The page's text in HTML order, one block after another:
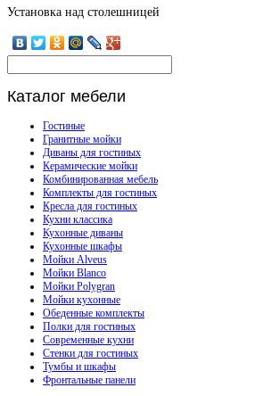
Установка над столешницей
Каталог мебели
Гостиные
Гранитные мойки
Диваны для гостиных
Керамические мойки
Комбинированная мебель
Комплекты для гостиных
Кресла для гостиных
Кухни классика
Кухонные диваны
Кухонные шкафы
Мойки Alveus
Мойки Blanco
Мойки Polygran
Мойки кухонные
Обеденные комплекты
Полки для гостиных
Современные кухни
Стенки для гостиных
Тумбы и шкафы
Фронтальные панели